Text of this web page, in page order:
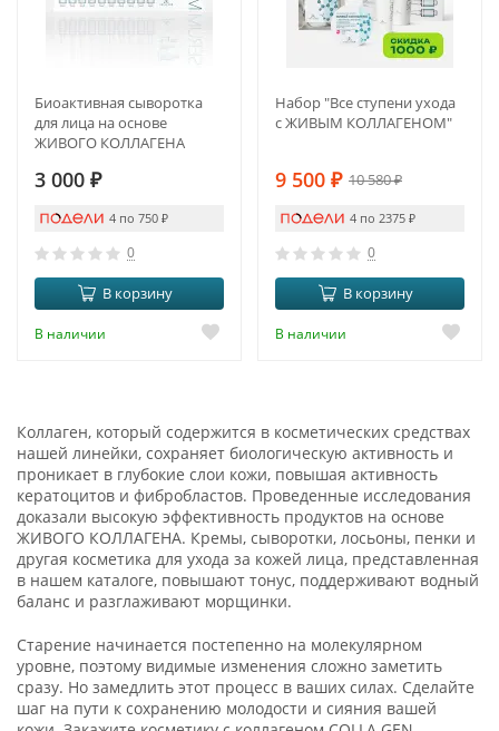
Биоактивная сыворотка
для лица на основе
ЖИВОГО КОЛЛАГЕНА
3 000 ₽
4 по 750 ₽
0
В корзину
В наличии
Набор "Все ступени ухода
с ЖИВЫМ КОЛЛАГЕНОМ"
9 500 ₽ 10 580₽
4 по 2375 ₽
0
В корзину
В наличии
Коллаген, который содержится в косметических средствах
нашей линейки, сохраняет биологическую активность и
проникает в глубокие слои кожи, повышая активность
кератоцитов и фибробластов. Проведенные исследования
доказали высокую эффективность продуктов на основе
ЖИВОГО КОЛЛАГЕНА. Кремы, сыворотки, лосьоны, пенки и
другая косметика для ухода за кожей лица, представленная
в нашем каталоге, повышают тонус, поддерживают водный
баланс и разглаживают морщинки.
Старение начинается постепенно на молекулярном
уровне, поэтому видимые изменения сложно заметить
сразу. Но замедлить этот процесс в ваших силах. Сделайте
шаг на пути к сохранению молодости и сияния вашей